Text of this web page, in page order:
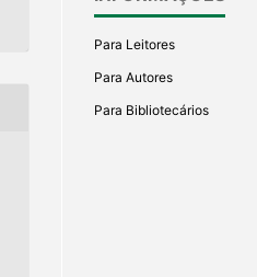
Para Leitores
Para Autores
Para Bibliotecários